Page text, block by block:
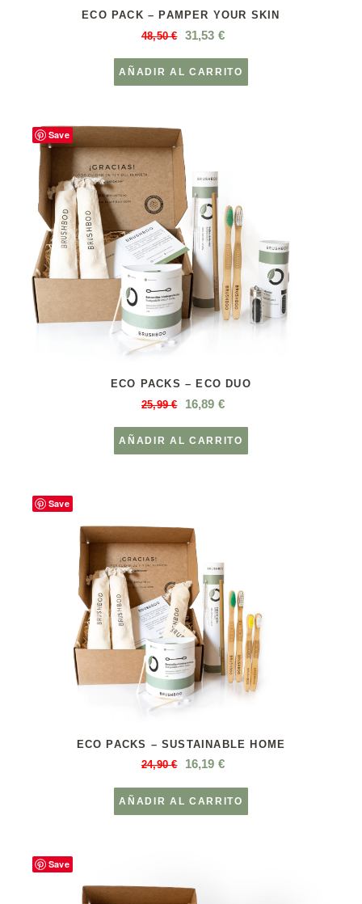
ECO PACK – PAMPER YOUR SKIN
48,50€ 31,53 €
AÑADIR AL CARRITO
Save
ECO PACKS – ECO DUO
25,99€ 16,89 €
AÑADIR AL CARRITO
Save
ECO PACKS – SUSTAINABLE HOME
24,90€ 16,19 €
AÑADIR AL CARRITO
Save